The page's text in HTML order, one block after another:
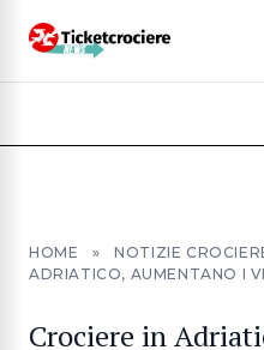
HOME » NOTIZIE
ADRIATICO, AUMENTANO I
Crociere in